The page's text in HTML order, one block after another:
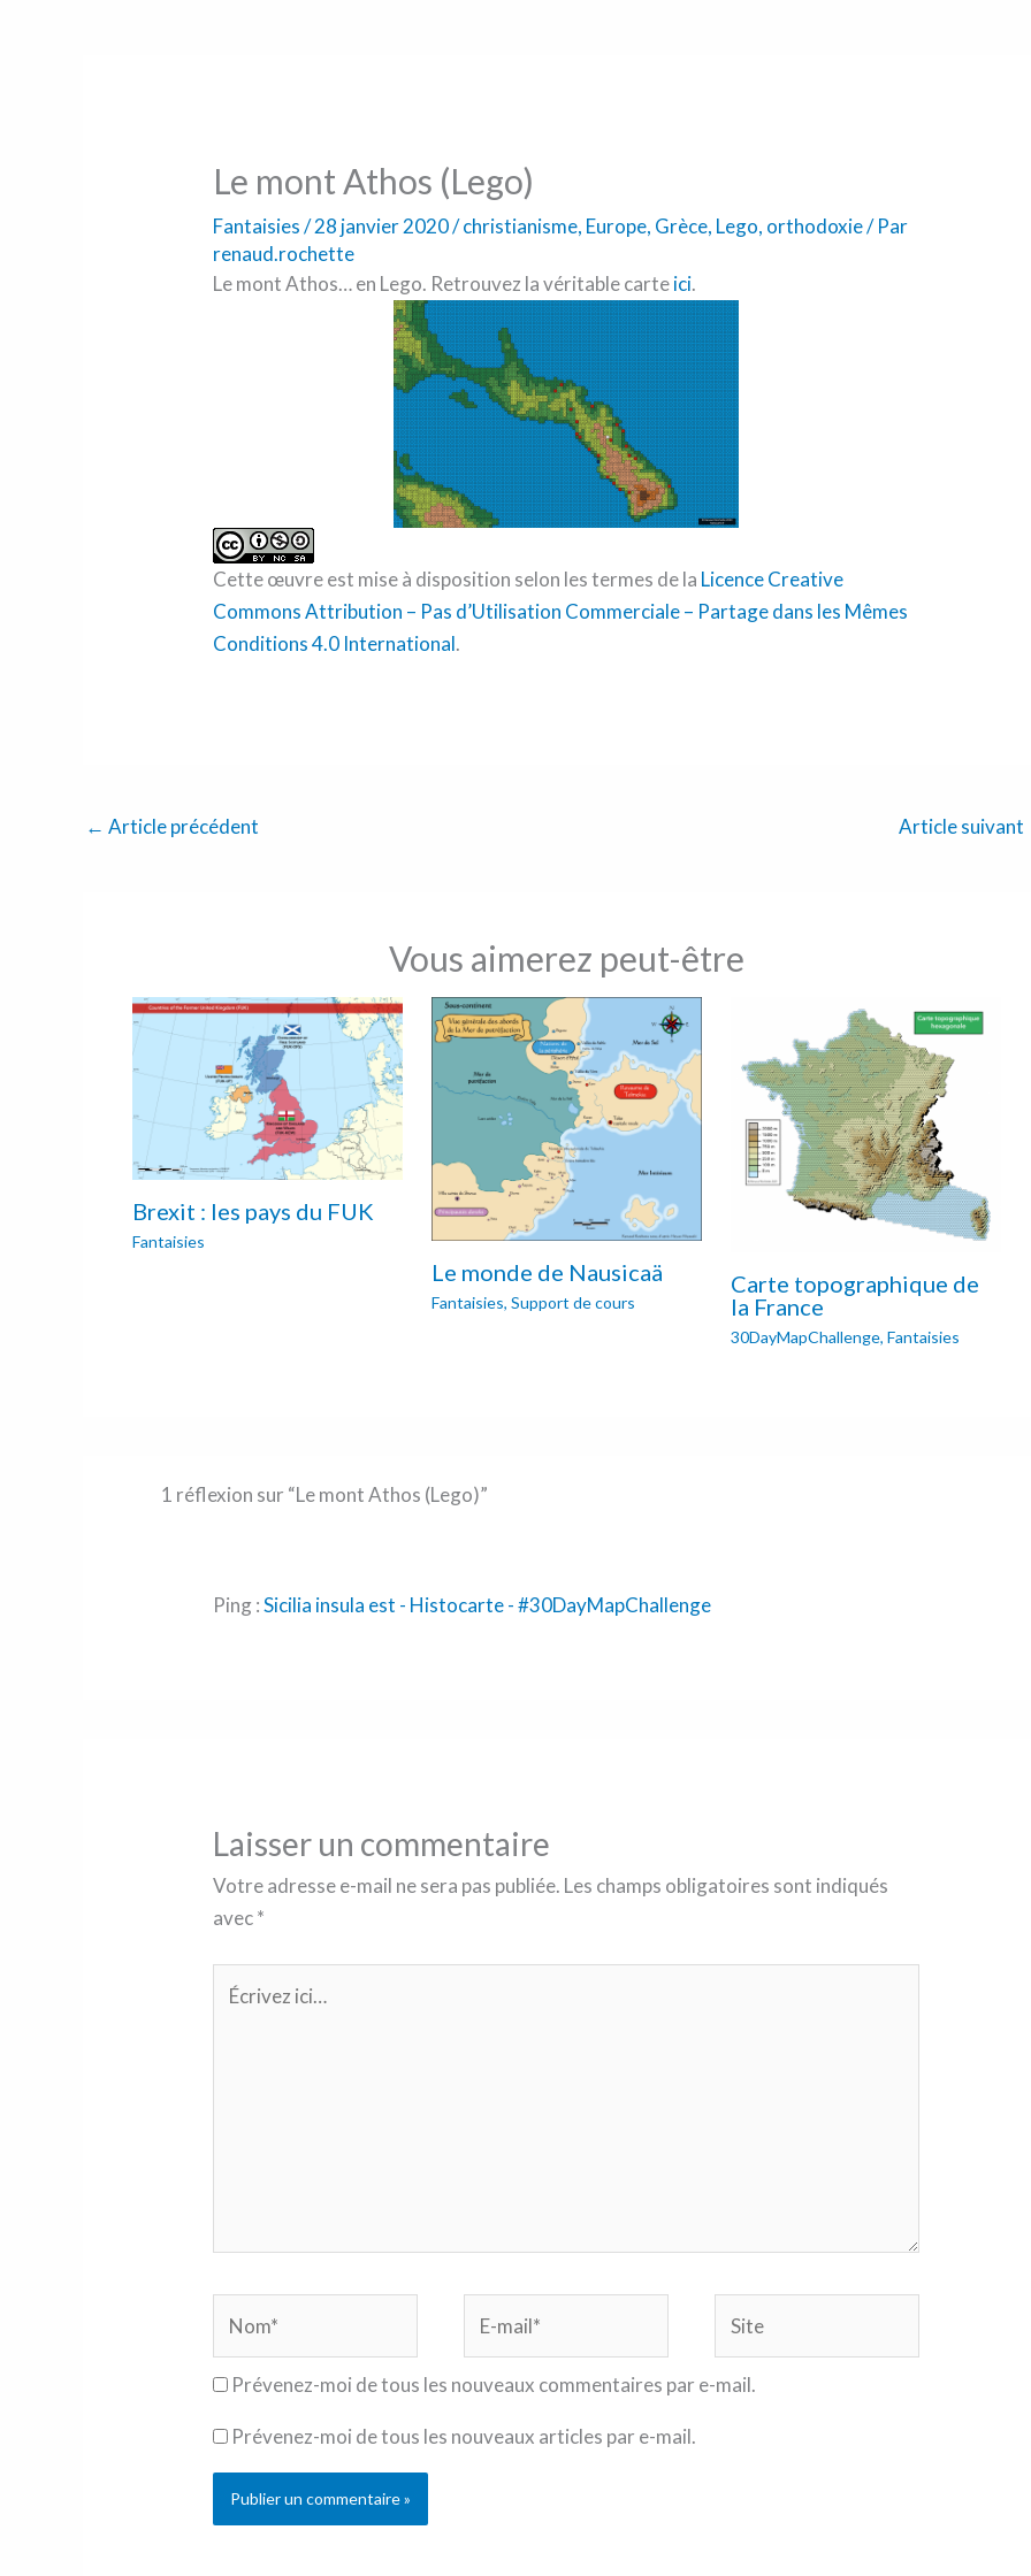
Le mont Athos (Lego)
Fantaisies/28 janvier 2020/christianisme, Europe, Grèce, Lego, orthodoxie/ Par
renaud.rochette
Le mont Athos… en Lego. Retrouvez la véritable carteici.
Cette œuvre est mise à disposition selon les termes de la Licence Creative
Commons Attribution – Pas d’Utilisation Commerciale – Partage dans les Mêmes
Conditions 4.0 International.
← Article précédent Article suivant
Vous aimerez peut-être
Brexit : les pays du FUK
Fantaisies
Le monde de Nausicaä
Fantaisies, Support de cours
Carte topographique de
la France
30DayMapChallenge, Fantaisies
1 réflexion sur “Le mont Athos (Lego)”
Ping :Sicilia insula est - Histocarte - #30DayMapChallenge
Laisser un commentaire
Votre adresse e-mail ne sera pas publiée. Les champs obligatoires sont indiqués
avec*
ici…
mail*
Prévenez-moi de tous les nouveaux commentaires par e-mail.
Prévenez-moi de tous les nouveaux articles par e-mail.